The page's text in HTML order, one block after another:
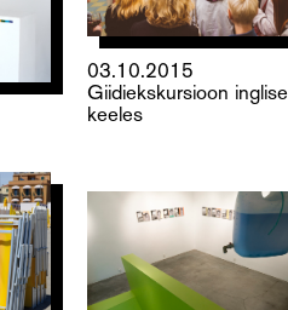
03.10.2015
Giidiekskursioon inglise
keeles